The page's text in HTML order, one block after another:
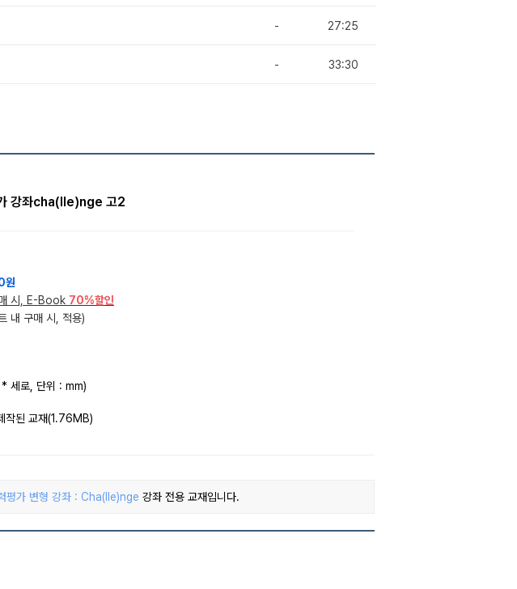
- 27:25
- 33:30
강좌cha(lle)nge 고2
원
시, E-Book 70%할인
내 구매 시, 적용)
세로, 단위 : mm)
된 교재(1.76MB)
평가 변형 강좌 : Cha(lle)nge 강좌 전용 교재입니다.